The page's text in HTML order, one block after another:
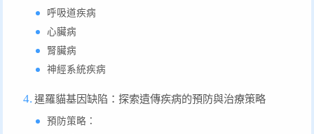
呼吸道疾病
心臟病
腎臟病
神經系統疾病
暹羅貓基因缺陷：探索遺傳疾病的預防與治療策略
預防策略：